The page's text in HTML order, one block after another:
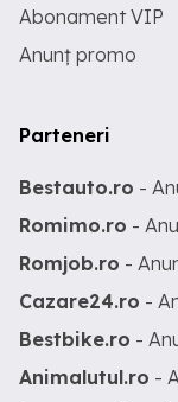
Abonament VIP
Anunț promo
Parteneri
Bestauto.ro -
Romimo.ro -
Romjob.ro -
Cazare24.ro -
Bestbike.ro -
Animalutul.ro -